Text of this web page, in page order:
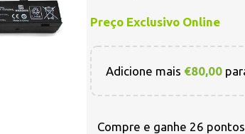
Preço Exclusivo Online
Adicione mais €80,00
Compre e ganhe 26